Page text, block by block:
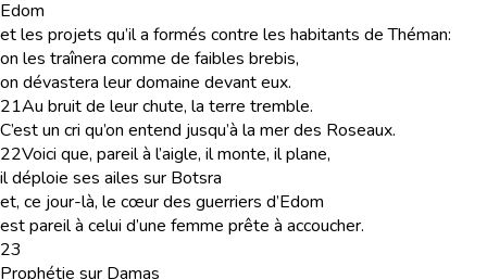
Edom
et les projets qu’il a formés contre les habitants de Théman:
on les traînera comme de faibles brebis,
on dévastera leur domaine devant eux.
21Au bruit de leur chute, la terre tremble.
C’est un cri qu’on entend jusqu’à la mer des Roseaux.
22Voici que, pareil à l’aigle, il monte, il plane,
il déploie ses ailes sur Botsra
et, ce jour-là, le cœur des guerriers d’Edom
est pareil à celui d’une femme prête à accoucher.
23
Prophétie sur Damas